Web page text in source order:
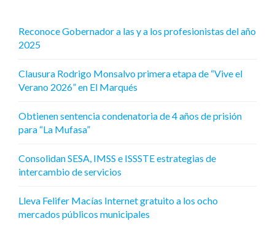
Reconoce Gobernador a las y a los profesionistas del año
2025
Clausura Rodrigo Monsalvo primera etapa de “Vive el
Verano 2026” en El Marqués
Obtienen sentencia condenatoria de 4 años de prisión
para “La Mufasa”
Consolidan SESA, IMSS e ISSSTE estrategias de
intercambio de servicios
Lleva Felifer Macías Internet gratuito a los ocho
mercados públicos municipales